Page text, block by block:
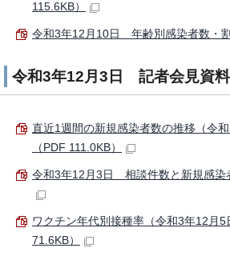
115.6KB）
令和3年12月10日 年齢別感染者数・割
令和3年12月3日 記者会見資料
直近1週間の新規感染者数の推移（令和
（PDF 111.0KB）
令和3年12月3日 相談件数と新規感染
ワクチン年代別接種率（令和3年12月5
71.6KB）